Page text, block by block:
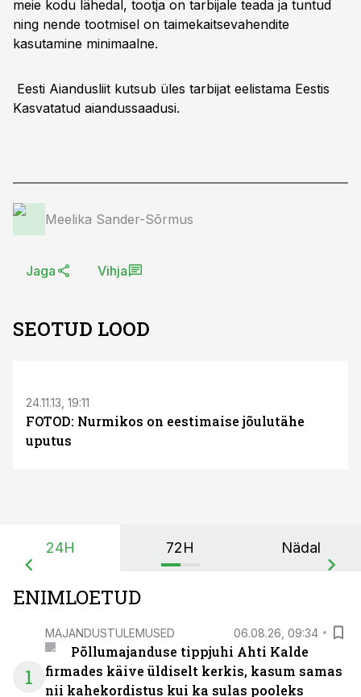
meie kodu lähedal, tootja on tarbijale teada ja tuntud
ning nende tootmisel on taimekaitsevahendite
kasutamine minimaalne.
Eesti Aiandusliit kutsub üles tarbijat eelistama Eestis
Kasvatatud aiandussaadusi.
Meelika Sander-Sõrmus
Jaga Vihja
SEOTUD LOOD
24.11.13, 19:11
FOTOD: Nurmikos on eestimaise jõulutähe
uputus
24H 72H Nädal
ENIMLOETUD
1
MAJANDUSTULEMUSED 06.08.26, 09:34
Põllumajanduse tippjuhi Ahti Kalde
firmades käive üldiselt kerkis, kasum samas
nii kahekordistus kui ka sulas pooleks